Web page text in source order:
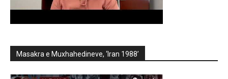
Masakra e Muxhahedineve, ‘Iran 1988’